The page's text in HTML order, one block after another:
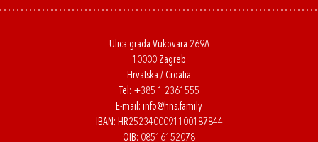
Ulica grada Vukovara 269A
10000 Zagreb
Hrvatska / Croatia
Tel: +385 1 2361555
E-mail: info@hns.family
IBAN: HR2523400091100187844
OIB: 08516152078